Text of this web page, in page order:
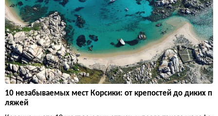
10 незабываемых мест Корсики: от крепостей до диких п
ляжей